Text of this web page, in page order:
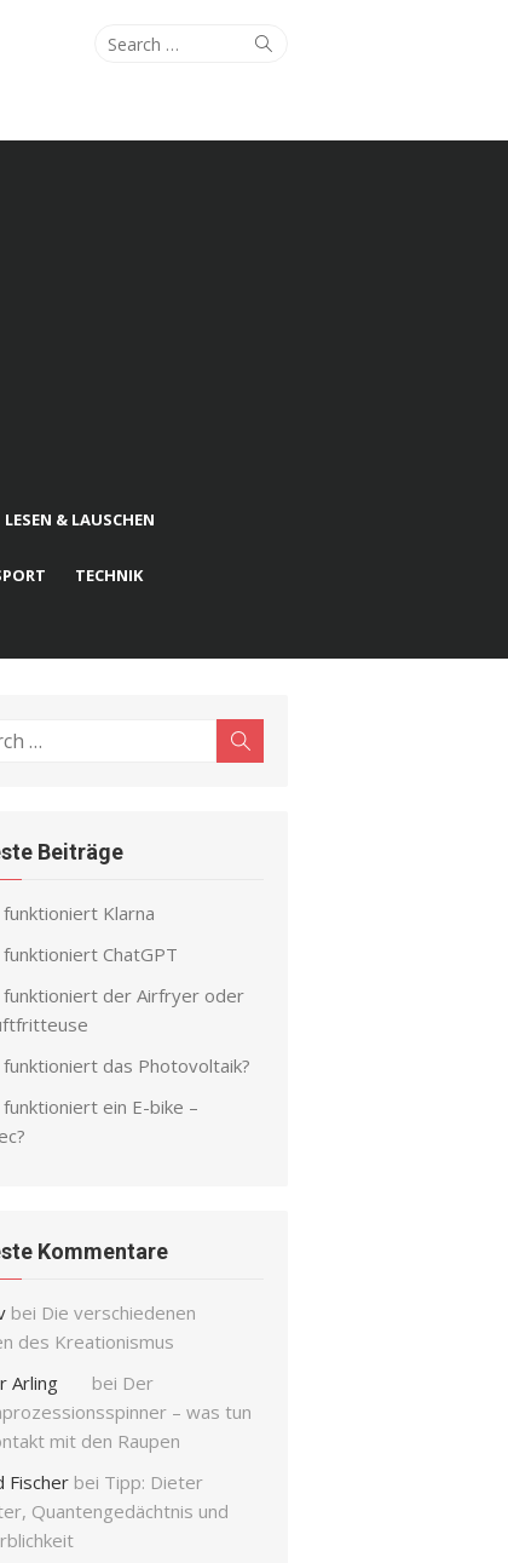
Search
Search
LESEN & LAUSCHEN
TECHNIK
Beiträge
Klarna
ChatGPT
funktioniert der Airfryer oder
funktioniert das Photovoltaik?
ein E-bike –
Kommentare
bei Die verschiedenen
des Kreationismus
Arling
bei Der
– was tun
mit den Raupen
Fischer bei Tipp: Dieter
Quantengedächtnis und